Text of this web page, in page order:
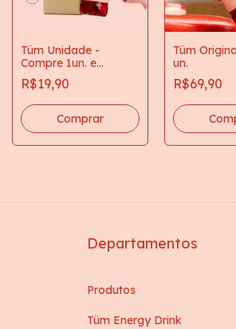
Tüm Unidade -
Compre 1un. e
experimente
R$19,90
Comprar
Tüm
un.
R$69,90
Departamentos
Produtos
Tüm Energy Drink